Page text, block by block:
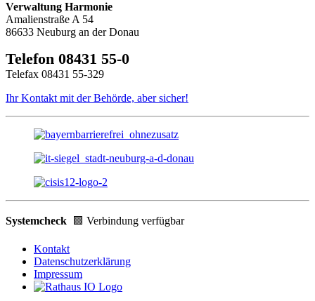
Verwaltung Harmonie
Amalienstraße A 54
86633 Neuburg an der Donau
Telefon 08431 55-0
Telefax 08431 55-329
Ihr Kontakt mit der Behörde, aber sicher!
Systemcheck 🟩 Verbindung verfügbar
Kontakt
Datenschutzerklärung
Impressum